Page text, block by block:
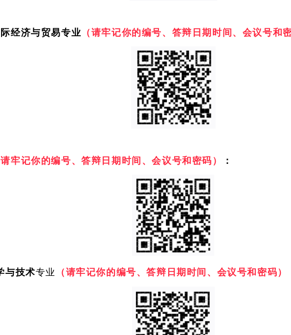
经济与贸易专业 （请牢记你的编号、答辩日期时间、会议号和密
请牢记你的编号、答辩日期时间、会议号和密码） ：
与技术专业 （请牢记你的编号、答辩日期时间、会议号和密码）